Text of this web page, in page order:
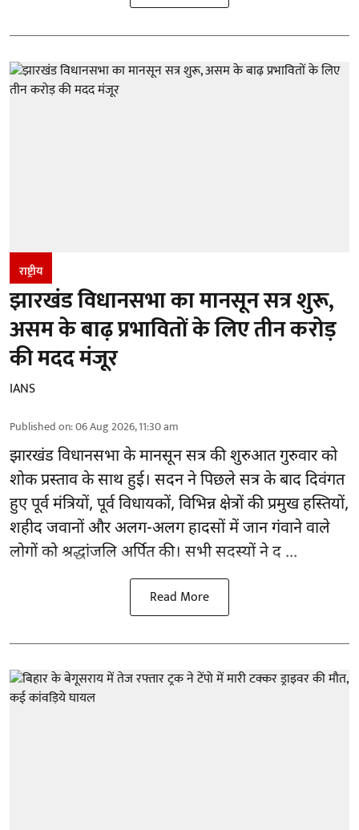
राष्ट्रीय
झारखंड विधानसभा का मानसून सत्र शुरू,
असम के बाढ़ प्रभावितों के लिए तीन करोड़
की मदद मंजूर
IANS
Published on:06 Aug 2026, 11:30 am
झारखंडविधानसभा के मानसून सत्र की शुरुआत गुरुवार को
शोक प्रस्ताव के साथ हुई। सदन ने पिछले सत्र के बाद दिवंगत
हुए पूर्व मंत्रियों, पूर्व विधायकों, विभिन्न क्षेत्रों की प्रमुख हस्तियों,
शहीद जवानों और अलग-अलग हादसों में जान गंवाने वाले
लोगों को श्रद्धांजलि अर्पित की। सभी सदस्यों ने द ...
Read More